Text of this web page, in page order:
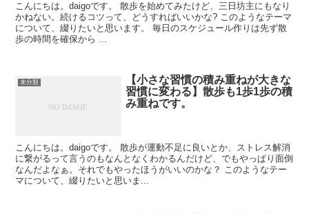
こんにちは。daigoです。 散歩を始めてみたけど、三日坊主にもなり
かねない。続けるコツって、どうすればいいかな? このようなテーマ
について、綴りたいと思います。 毎日のスケジュール作りは先ず散
歩の時間を確保から ...
未分類
【小さな習慣の積み重ねが大きな
習慣に変わる】散歩も1歩1歩の積
み重ねです。
こんにちは。daigoです。 散歩が運動不足に良いとか、ストレス解消
に繋がるって言うのもなんとなくわかるんだけど、でもやっぱり面倒
なんだよなぁ。それでもやったほうがいいのかな？ このようなテー
マについて、綴りたいと思いま...